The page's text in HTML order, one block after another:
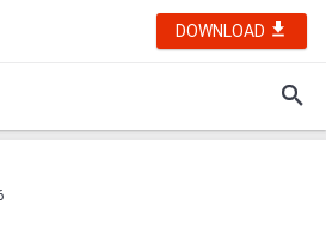
DOWNLOAD